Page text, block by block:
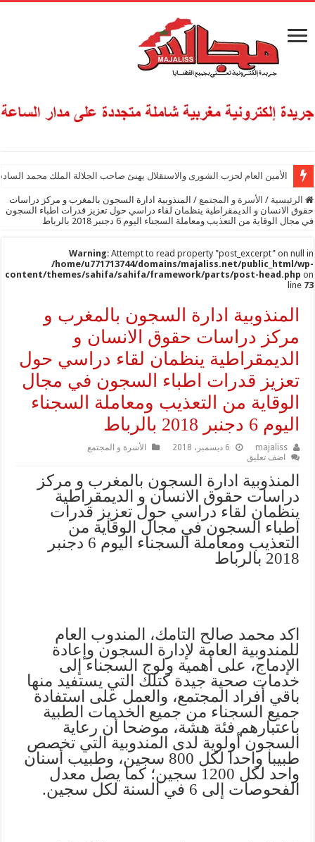
الأمين العام لحزب الشورى والاستقلال يهنئ صاحب الجلالة الملك محمد
الرئيسية / الأسرة و المجتمع / المنذوبية ادارة السجون بالمغرب و مركز دراسات
حقوق الانسان و الديمقراطية ينظمان لقاء دراسي حول تعزيز قدرات اطباء السجون
في مجال الوقاية من التعذيب ومعاملة السجناء اليوم 6 دجنبر 2018 بالرباط
Warning: Attempt to read property "post_excerpt" on null in
/home/u771713744/domains/majaliss.net/public_html/wp-
content/themes/sahifa/sahifa/framework/parts/post-head.php on
line 73
المنذوبية ادارة السجون بالمغرب و
مركز دراسات حقوق الانسان و
الديمقراطية ينظمان لقاء دراسي حول
تعزيز قدرات اطباء السجون في مجال
الوقاية من التعذيب ومعاملة السجناء
اليوم 6 دجنبر 2018 بالرباط
majaliss 6 ديسمبر، 2018
الأسرة و المجتمع
اضف تعليق
المنذوبية ادارة السجون بالمغرب و مركز
دراسات حقوق الانسان و الديمقراطية
ينظمان لقاء دراسي حول تعزيز قدرات
اطباء السجون في مجال الوقاية من
التعذيب ومعاملة السجناء اليوم 6 دجنبر
2018 بالرباط
اكد محمد صالح التامك، المندوب العام
للمندوبية العامة لإدارة السجون وإعادة
الإدماج، على أهمية ولوج السجناء إلى
خدمات صحية جيدة كتلك التي يستفيد منها
باقي أفراد المجتمع، والعمل على استفادة
جميع السجناء من جميع الخدمات الطبية
باعتبارهم فئة هشة، موضحا أن رعاية
السجون أولوية لدى المندوبية التي تخصص
طبيبا واحدا لكل 800 سجين، وطبيب أسنان
واحد لكل 1200 سجين؛ كما يصل معدل
الفحوصات إلى 6 في السنة لكل سجين.